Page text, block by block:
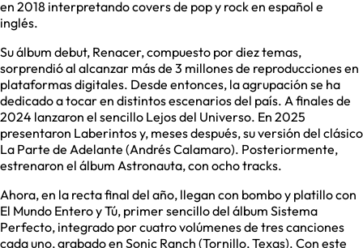
en 2018 interpretando covers de pop y rock en español e
inglés.
Su álbum debut, Renacer, compuesto por diez temas,
sorprendió al alcanzar más de 3 millones de reproducciones en
plataformas digitales. Desde entonces, la agrupación se ha
dedicado a tocar en distintos escenarios del país. A finales de
2024 lanzaron el sencillo Lejos del Universo. En 2025
presentaron Laberintos y, meses después, su versión del clásico
La Parte de Adelante (Andrés Calamaro). Posteriormente,
estrenaron el álbum Astronauta, con ocho tracks.
Ahora, en la recta final del año, llegan con bombo y platillo con
El Mundo Entero y Tú, primer sencillo del álbum Sistema
Perfecto, integrado por cuatro volúmenes de tres canciones
cada uno, grabado en Sonic Ranch (Tornillo, Texas). Con este